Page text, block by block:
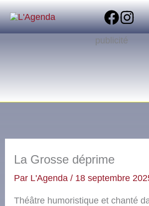
Aller
au
contenu
publicité
La Grosse déprime
Par L'Agenda/ 18 septembre
Théâtre humoristique et chanté